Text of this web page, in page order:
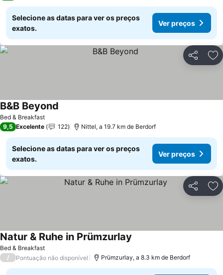
Selecione as datas para ver os preços
exatos.
Ver preços
Partilhar
Bed & Breakfast
B&B Beyond
9,5 Excelente 122 Nittel, a 19.7 km de Berdorf
Selecione as datas para ver os preços
exatos.
Ver preços
Partilhar
Bed & Breakfast
Natur & Ruhe in Prümzurlay
/ Pontuação não disponível Prümzurlay, a 8.3 km de Berdorf